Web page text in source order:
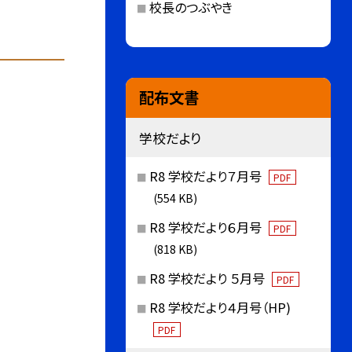
校長のつぶやき
配布文書
学校だより
R8 学校だより７月号 PDF
(554 KB)
R8 学校だより６月号 PDF
(818 KB)
R8 学校だより ５月号 PDF
R8 学校だより４月号（HP)
PDF